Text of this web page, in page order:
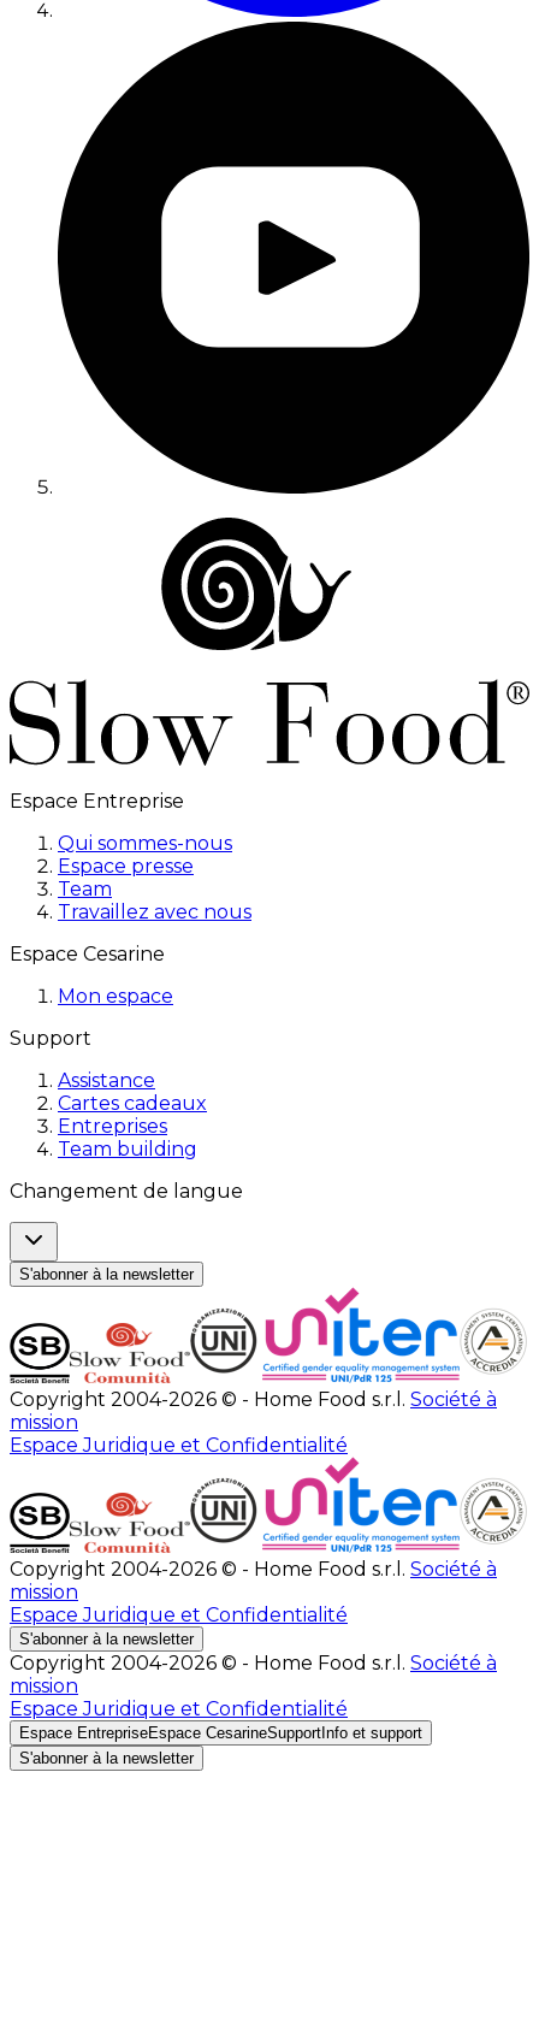
Espace Entreprise
Qui sommes-nous
Espace presse
Team
Travaillez avec nous
Espace Cesarine
Mon espace
Support
Assistance
Cartes cadeaux
Entreprises
Team building
Changement de langue
S'abonner à la newsletter
Copyright 2004-2026 © - Home Food s.r.l. Société à
mission
Espace Juridique et Confidentialité
Copyright 2004-2026 © - Home Food s.r.l. Société à
mission
Espace Juridique et Confidentialité
S'abonner à la newsletter
Copyright 2004-2026 © - Home Food s.r.l. Société à
mission
Espace Juridique et Confidentialité
Espace EntrepriseEspace CesarineSupport Info et support
S'abonner à la newsletter